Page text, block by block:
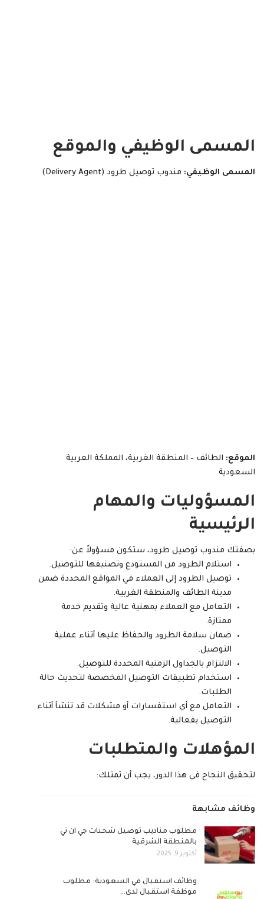
المسمى الوظيفي والموقع
المسمى الوظيفي: مندوب توصيل طرود (Delivery Agent)
الموقع: الطائف – المنطقة الغربية، المملكة العربية
السعودية
المسؤوليات والمهام
الرئيسية
بصفتك مندوب توصيل طرود، ستكون مسؤولاً عن:
استلام الطرود من المستودع وتصنيفها للتوصيل.
توصيل الطرود إلى العملاء في المواقع المحددة ضمن
مدينة الطائف والمنطقة الغربية.
التعامل مع العملاء بمهنية عالية وتقديم خدمة
ممتازة.
ضمان سلامة الطرود والحفاظ عليها أثناء عملية
التوصيل.
الالتزام بالجداول الزمنية المحددة للتوصيل.
استخدام تطبيقات التوصيل المخصصة لتحديث حالة
الطلبات.
التعامل مع أي استفسارات أو مشكلات قد تنشأ أثناء
التوصيل بفعالية.
المؤهلات والمتطلبات
لتحقيق النجاح في هذا الدور، يجب أن تمتلك:
وظائف مشابهة
مطلوب مناديب توصيل شحنات جي ان تي
بالمنطقة الشرقية
أكتوبر 9, 2025
وظائف استقبال في السعودية: مطلوب
موظفة استقبال لدى…